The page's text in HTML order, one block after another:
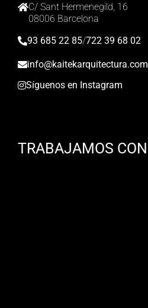
C/ Sant Hermenegild, 16
08006 Barcelona
93 685 22 85/722 39 68 02
info@kaitekarquitectura.com
Síguenos en Instagram
TRABAJAMOS CON